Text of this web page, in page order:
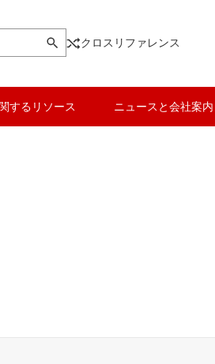
クロスリファレンス
するリソース ニュースと会社案内